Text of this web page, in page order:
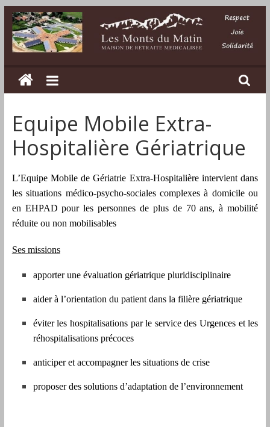
Passer
au
contenu
Les
Monts
du
Matin
Maison
de
retraite
dans
Drôme
Equipe Mobile Extra-
Hospitalière Gériatrique
L’Equipe Mobile de Gériatrie Extra-Hospitalière intervient dans
les situations médico-psycho-sociales complexes à domicile ou
en EHPAD pour les personnes de plus de 70 ans, à mobilité
réduite ou non mobilisables
Ses missions
apporter une évaluation gériatrique pluridisciplinaire
aider à l’orientation du patient dans la filière gériatrique
éviter les hospitalisations par le service des Urgences et les
réhospitalisations précoces
anticiper et accompagner les situations de crise
proposer des solutions d’adaptation de l’environnement